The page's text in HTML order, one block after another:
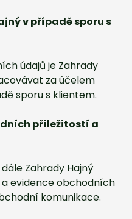
v případě sporu s
údajů je Zahrady
za účelem
sporu s klientem.
příležitostí a
Zahrady Hajný
evidence obchodních
komunikace.